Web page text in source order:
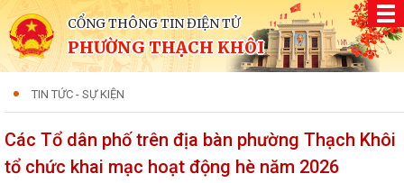
CỔNG THÔNG TIN ĐIỆN TỬ
PHƯỜNG THẠCH KHÔI
TIN TỨC - SỰ KIỆN
Các Tổ dân phố trên địa bàn phường Thạch Khôi
tổ chức khai mạc hoạt động hè năm 2026